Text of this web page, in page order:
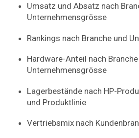
Umsatz und Absatz nach
Unternehmensgrösse
Rankings nach Branche und
Hardware-Anteil nach
Unternehmensgrösse
Lagerbestände nach HP-
und Produktlinie
Vertriebsmix nach